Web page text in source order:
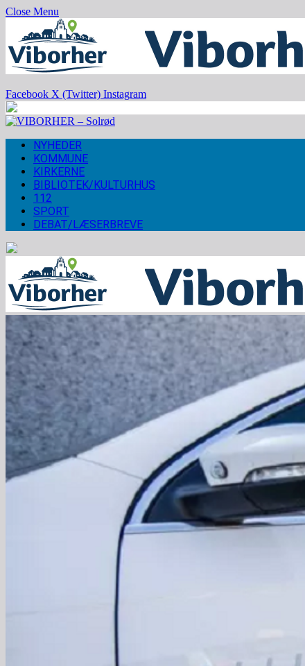
Close Menu
Facebook X (Twitter) Instagram
NYHEDER
KOMMUNE
KIRKERNE
BIBLIOTEK/KULTURHUS
112
SPORT
DEBAT/LÆSERBREVE